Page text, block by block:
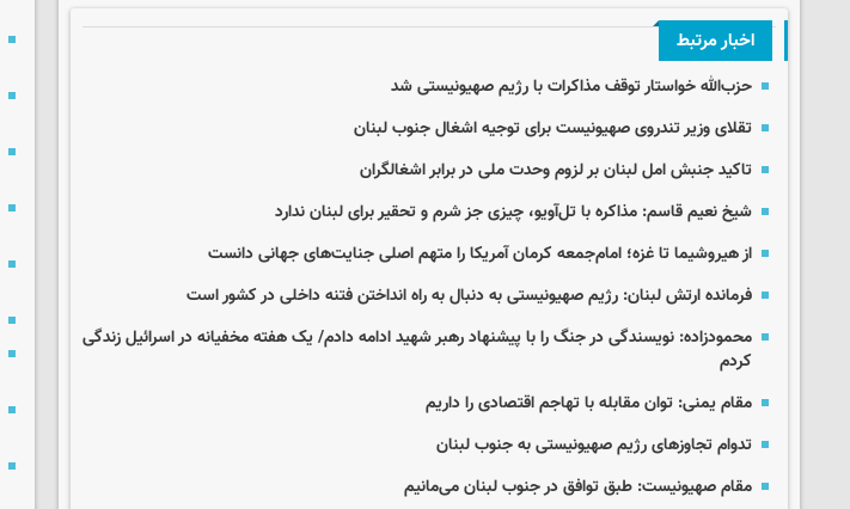
اخبار مرتبط
حزب‌الله خواستار توقف مذاکرات با رژیم صهیونیستی شد
تقلای وزیر تندروی صهیونیست برای توجیه اشغال جنوب لبنان
تاکید جنبش امل لبنان بر لزوم وحدت ملی در برابر اشغالگران
شیخ نعیم قاسم: مذاکره با تل‌آویو، چیزی جز شرم و تحقیر برای لبنان ندارد
از هیروشیما تا غزه؛ امام‌جمعه کرمان آمریکا را متهم اصلی جنایت‌های جهانی دانست
فرمانده ارتش لبنان: رژیم صهیونیستی به دنبال به راه انداختن فتنه داخلی در کشور است
محمودزاده: نویسندگی در جنگ را با پیشنهاد رهبر شهید ادامه دادم/ یک هفته مخفیانه در اسرائیل زندگی
کردم
مقام یمنی: توان مقابله با تهاجم اقتصادی را داریم
تدوام تجاوزهای رژیم صهیونیستی به جنوب لبنان
مقام صهیونیست: طبق توافق در جنوب لبنان می‌مانیم